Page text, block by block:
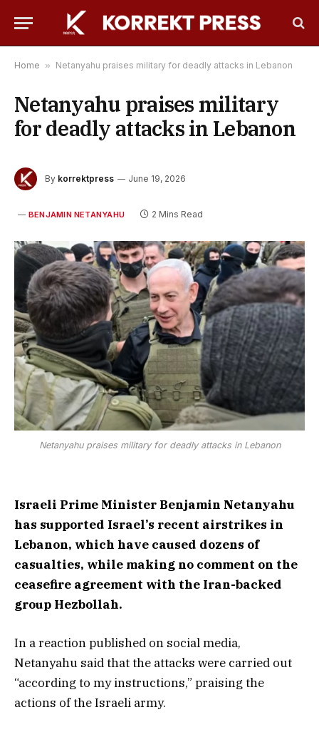
Home » Netanyahu praises military for deadly attacks in Lebanon
Netanyahu praises military
for deadly attacks in Lebanon
By korrektpress June 19, 2026
BENJAMIN NETANYAHU 2 Mins Read
Netanyahu praises military for deadly attacks in Lebanon
Israeli Prime Minister Benjamin Netanyahu
has supported Israel’s recent airstrikes in
Lebanon, which have caused dozens of
casualties, while making no comment on the
ceasefire agreement with the Iran-backed
group Hezbollah.
In a reaction published on social media,
Netanyahu said that the attacks were carried out
“according to my instructions,” praising the
actions of the Israeli army.